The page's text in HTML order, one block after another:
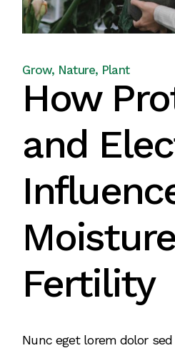
Grow Nature Plant
How
and
Fertility
Nunc eget lorem dolor